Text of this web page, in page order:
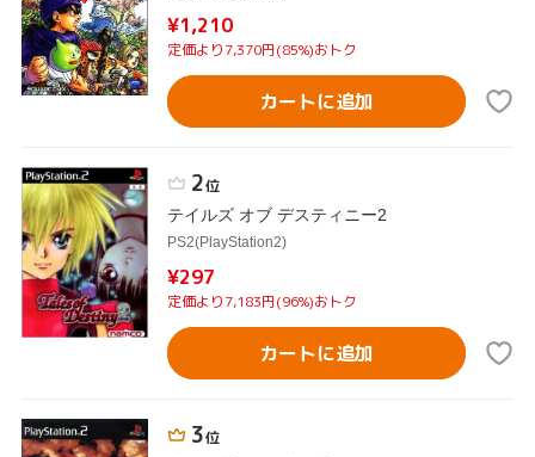
¥1,210
定価より7,370円(85%)おトク
カートに追加
2位
テイルズ オブ デスティニー2
PS2(PlayStation2)
¥297
定価より7,183円(96%)おトク
カートに追加
3位